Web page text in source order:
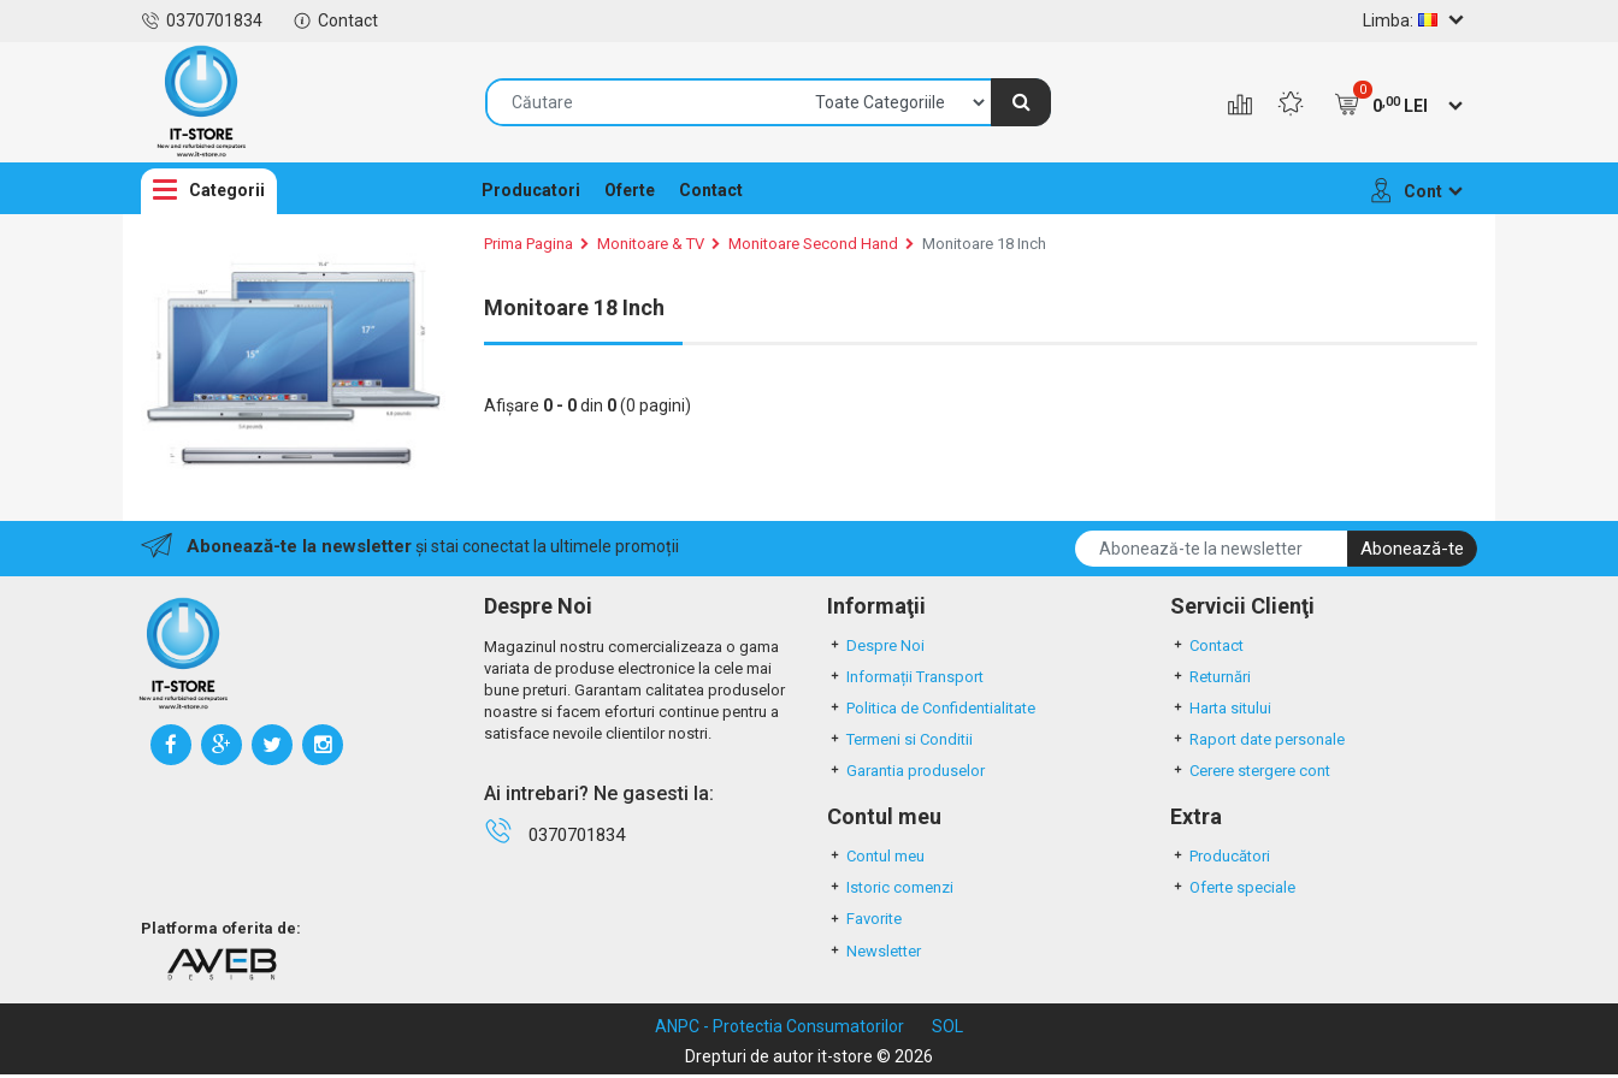
0370701834 Contact Limba:
0
0,00LEI
Categorii Producatori Oferte Contact Cont
Prima Pagina Monitoare & TV Monitoare Second Hand Monitoare 18 Inch
Monitoare 18 Inch
Afişare 0 - 0din 0(0 pagini)
Abonează-te la newsletterși stai conectat la ultimele promoții Abonează-te
Platforma oferita de:
Despre Noi
Magazinul nostru comercializeaza o gama
variata de produse electronice la cele mai
bune preturi. Garantam calitatea produselor
noastre si facem eforturi continue pentru a
satisface nevoile clientilor nostri.
Ai intrebari? Ne gasesti la:
0370701834
Informaţii
Despre Noi
Informații Transport
Politica de Confidentialitate
Termeni si Conditii
Garantia produselor
Servicii Clienţi
Contact
Returnări
Harta sitului
Raport date personale
Cerere stergere cont
Contul meu
Contul meu
Istoric comenzi
Favorite
Newsletter
Extra
Producători
Oferte speciale
ANPC - Protectia Consumatorilor
SOL
Drepturi de autor it-store © 2026